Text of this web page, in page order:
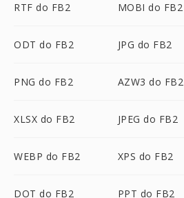
RTF do FB2 MOBI do FB2
ODT do FB2 JPG do FB2
PNG do FB2 AZW3 do FB2
XLSX do FB2 JPEG do FB2
WEBP do FB2 XPS do FB2
DOT do FB2 PPT do FB2